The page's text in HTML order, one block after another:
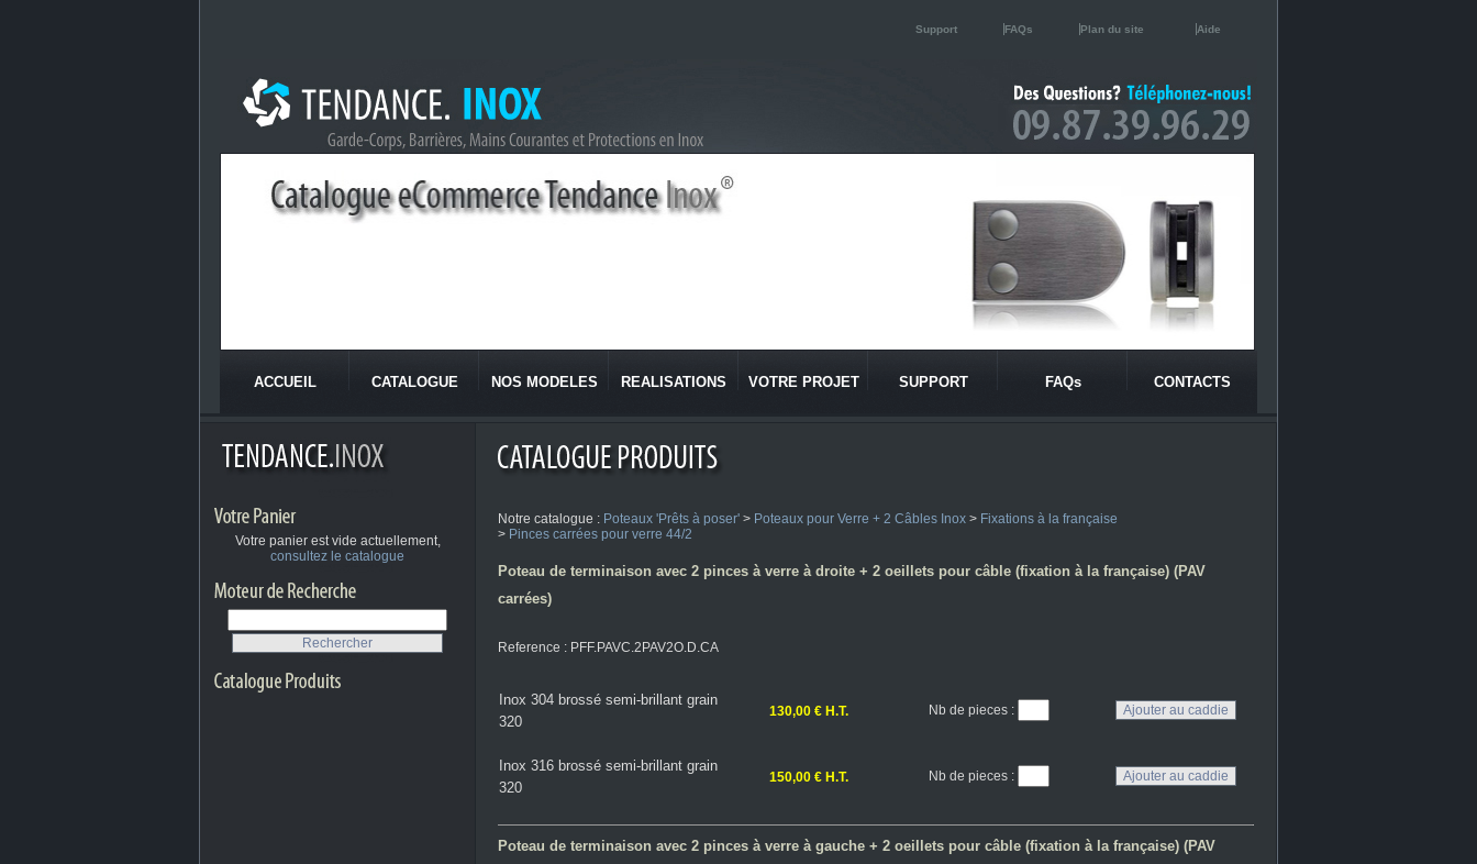
Support FAQs Plan du site Aide
ACCUEIL CATALOGUE NOS MODELES REALISATIONS VOTRE PROJET SUPPORT FAQs CONTACTS
Votre panier est vide actuellement,
consultez le catalogue
Notre catalogue : Poteaux 'Prêts à poser' > Poteaux pour Verre + 2 Câbles Inox > Fixations à la française
> Pinces carrées pour verre 44/2
Poteau de terminaison avec 2 pinces à verre à droite + 2 oeillets pour câble (fixation à la française) (PAV
carrées)
Reference : PFF.PAVC.2PAV2O.D.CA
Inox 304 brossé semi-brillant grain
320
130,00 € H.T. Nb de pieces:
Inox 316 brossé semi-brillant grain
320
150,00 € H.T. Nb de pieces:
Poteau de terminaison avec 2 pinces à verre à gauche + 2 oeillets pour câble (fixation à la française) (PAV